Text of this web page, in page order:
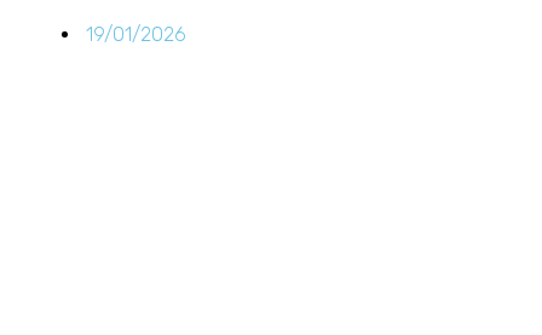
19/01/2026